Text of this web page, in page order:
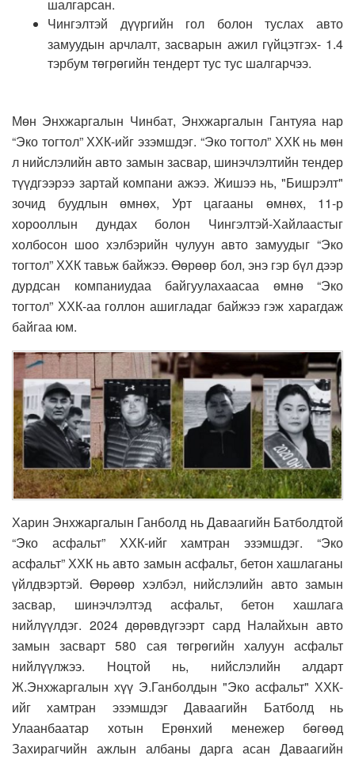
Чингэлтэй дүүргийн гол болон туслах авто
замуудын арчлалт, засварын ажил гүйцэтгэх- 1.4
тэрбум төгрөгийн тендерт тус тус шалгарчээ.
Мөн Энхжаргалын Чинбат, Энхжаргалын Гантуяа нар
“Эко тогтол” ХХК-ийг эзэмшдэг. “Эко тогтол” ХХК нь мөн
л нийслэлийн авто замын засвар, шинэчлэлтийн тендер
түүдгээрээ зартай компани ажээ. Жишээ нь, "Бишрэлт"
зочид буудлын өмнөх, Урт цагааны өмнөх, 11-р
хорооллын дундах болон Чингэлтэй-Хайлаастыг
холбосон шоо хэлбэрийн чулуун авто замуудыг “Эко
тогтол” ХХК тавьж байжээ. Өөрөөр бол, энэ гэр бүл дээр
дурдсан компаниудаа байгуулахаасаа өмнө “Эко
тогтол” ХХК-аа голлон ашигладаг байжээ гэж харагдаж
байгаа юм.
Харин Энхжаргалын Ганболд нь Даваагийн Батболдтой
“Эко асфальт” ХХК-ийг хамтран эзэмшдэг. “Эко
асфальт” ХХК нь авто замын асфальт, бетон хашлаганы
үйлдвэртэй. Өөрөөр хэлбэл, нийслэлийн авто замын
засвар, шинэчлэлтэд асфальт, бетон хашлага
нийлүүлдэг. 2024 дөрөвдүгээрт сард Налайхын авто
замын засварт 580 сая төгрөгийн халуун асфальт
нийлүүлжээ. Ноцтой нь, нийслэлийн алдарт
Ж.Энхжаргалын хүү Э.Ганболдын "Эко асфальт" ХХК-
ийг хамтран эзэмшдэг Даваагийн Батболд нь
Улаанбаатар хотын Ерөнхий менежер бөгөөд
Захирагчийн ажлын албаны дарга асан Даваагийн